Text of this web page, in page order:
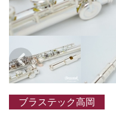
ブラステック高岡